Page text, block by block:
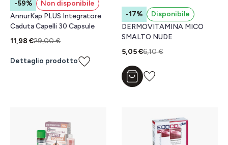
-59%
Non disponibile
AnnurKap PLUS Integratore
Caduta Capelli 30 Capsule
11,98 €29,00 €
Dettaglio prodotto
-17%
Disponibile
DERMOVITAMINA MICO
SMALTO NUDE
5,05 €6,10 €
Aggiungi al carrello